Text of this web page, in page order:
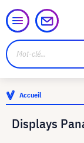
Accueil
Displays